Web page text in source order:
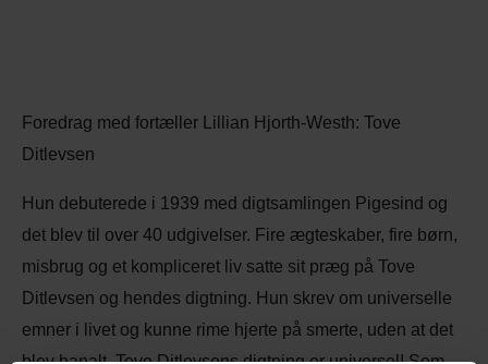
Foredrag med fortæller Lillian Hjorth-Westh: Tove
Ditlevsen
Hun debuterede i 1939 med digtsamlingen Pigesind og
det blev til over 40 udgivelser. Fire ægteskaber, fire børn,
misbrug og et kompliceret liv satte sit præg på Tove
Ditlevsen og hendes digtning. Hun skrev om universelle
emner i livet og kunne rime hjerte på smerte, uden at det